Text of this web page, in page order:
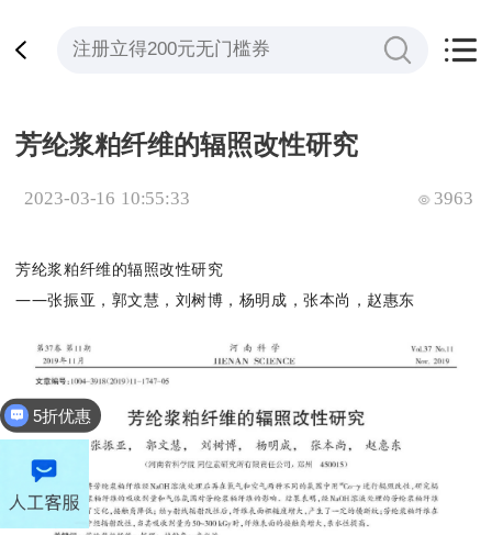
芳纶浆粕纤维的辐照改性研究
2023-03-16 10:55:33 3963
芳纶浆粕纤维的辐照改性研究
——张振亚，郭文慧，刘树博，杨明成，张本尚，赵惠东
5折优惠